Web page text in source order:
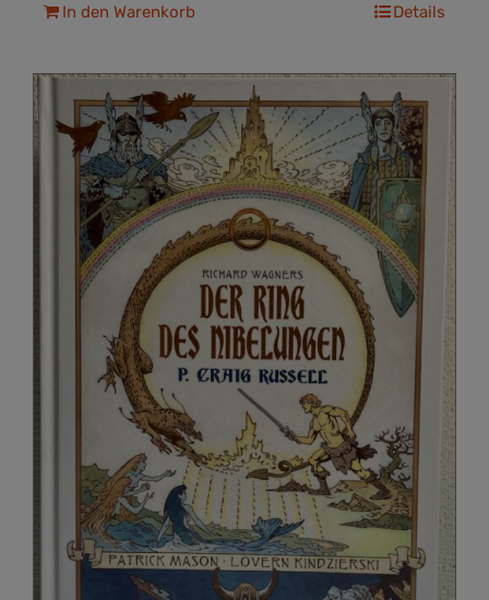
In den Warenkorb Details